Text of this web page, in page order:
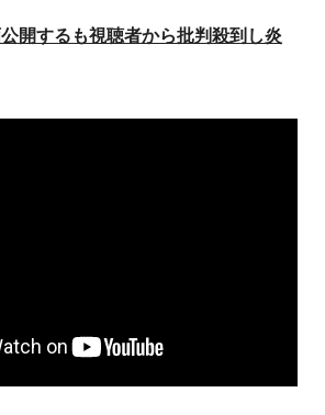
開するも視聴者から批判殺到し炎